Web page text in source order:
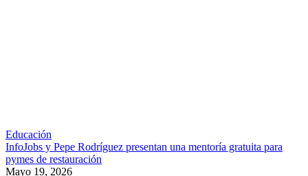
Educación
InfoJobs y Pepe Rodríguez presentan una mentoría gratuita para
pymes de restauración
Mayo 19, 2026